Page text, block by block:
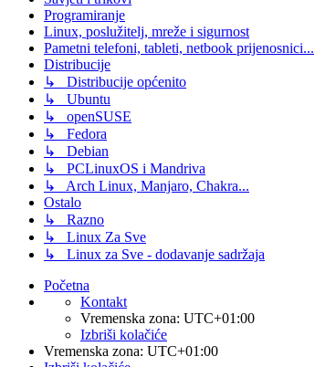
Programiranje
Linux, poslužitelj, mreže i sigurnost
Pametni telefoni, tableti, netbook prijenosnici...
Distribucije
↳ Distribucije općenito
↳ Ubuntu
↳ openSUSE
↳ Fedora
↳ Debian
↳ PCLinuxOS i Mandriva
↳ Arch Linux, Manjaro, Chakra...
Ostalo
↳ Razno
↳ Linux Za Sve
↳ Linux za Sve - dodavanje sadržaja
Početna
Kontakt
Vremenska zona: UTC+01:00
Izbriši kolačiće
Vremenska zona: UTC+01:00